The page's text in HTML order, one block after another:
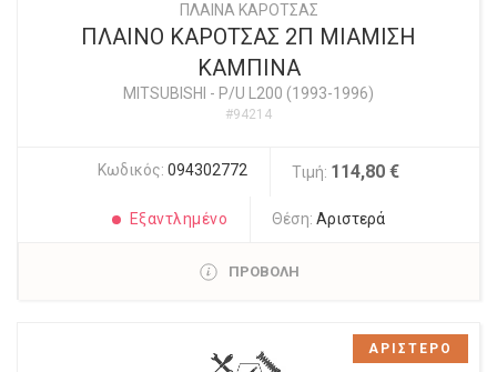
ΠΛΑΙΝΑ ΚΑΡΟΤΣΑΣ
ΠΛΑΙΝΟ ΚΑΡΟΤΣΑΣ 2Π ΜΙΑΜΙΣΗ
ΚΑΜΠΙΝΑ
MITSUBISHI - P/U L200 (1993-1996)
#94214
Κωδικός: 094302772 Τιμή: 114,80 €
Εξαντλημένο Θέση:Αριστερά
ΠΡΟΒΟΛΗ
ΑΡΙΣΤΕΡΟ